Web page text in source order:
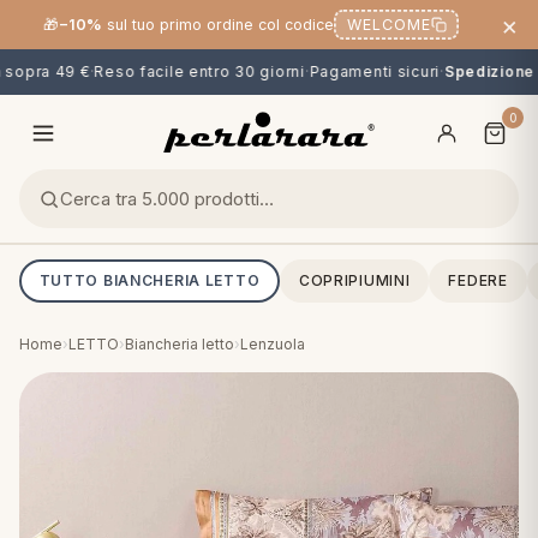
🎁−10% sul tuo primo ordine col codice WELCOME ×
49 € ·Reso facile entro 30 giorni·Pagamenti sicuri·Spedizione
0
TUTTO BIANCHERIA LETTO COPRIPIUMINI FEDERE
Home›LETTO›Biancheria letto›Lenzuola